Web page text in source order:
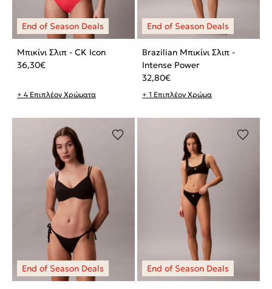
Μπικίνι Σλιπ - CK Icon
36,30€
+ 4 Επιπλέον Χρώματα
Brazilian Μπικίνι Σλιπ -
Intense Power
32,80€
+ 1 Επιπλέον Χρώμα